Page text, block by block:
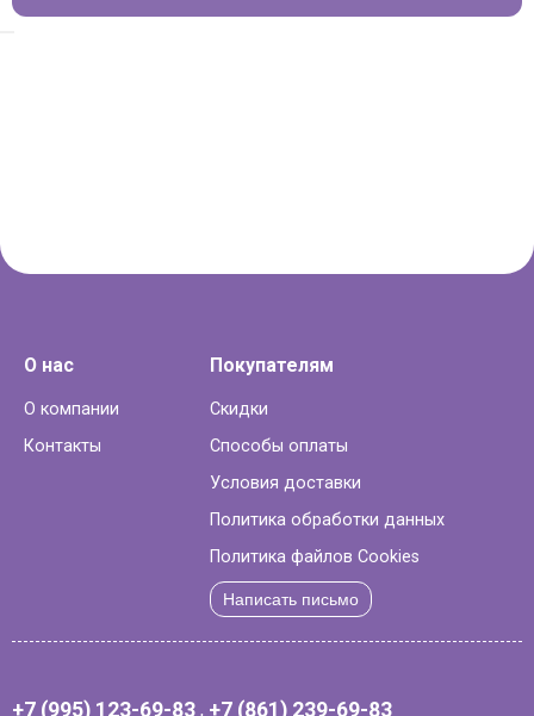
О нас
О компании
Контакты
Покупателям
Скидки
Способы оплаты
Условия доставки
Политика обработки данных
Политика файлов Cookies
Написать письмо
+7 (995) 123-69-83 , +7 (861) 239-69-83